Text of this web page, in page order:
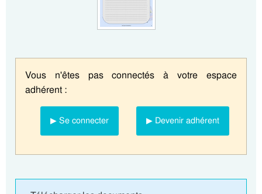
Vous n'êtes pas connectés à votre espace
adhérent :
▶ Se connecter ▶ Devenir adhérent